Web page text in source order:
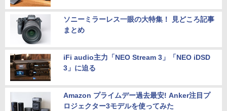
ソニーミラーレス一眼の大特集！ 見どころ記事
まとめ
iFi audio主力「NEO Stream 3」「NEO iDSD
3」に迫る
Amazon プライムデー過去最安! Anker注目プ
ロジェクター3モデルを使ってみた